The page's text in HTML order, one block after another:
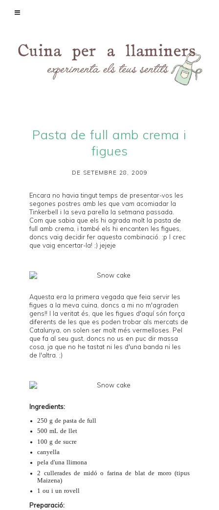
Pasta de full amb crema i
figues
DE SETEMBRE 28, 2009
Encara no havia tingut temps de presentar-vos les
segones postres amb les que vam acomiadar la
Tinkerbell i la seva parella la setmana passada
Com que sabia que els hi agrada molt la pasta de
full amb crema, i també els hi encanten les figues,
doncs vaig decidir fer aquesta combinació. :p I crec
que vaig encertar-la! ;) jejeje
Aquesta era la primera vegada que feia servir les
figues a la meva cuina, doncs a mi no m'agraden
gens!! I la veritat és, que les figues d'aquí són força
diferents de les que es poden trobar als mercats de
Catalunya, on solen ser molt més vermelloses. Pel
que fa al seu gust, doncs no us en puc dir massa
cosa, ja que no he tastat ni les d'una banda ni les
de l'altra. ;)
Ingredients:
250 g de pasta de full
500 mL de llet
100 g de sucre
canyella
pela d'una llimona
2 cullerades de midó o farina de blat de moro (tipus
Maizena)
1 ou i un rovell
Preparació: